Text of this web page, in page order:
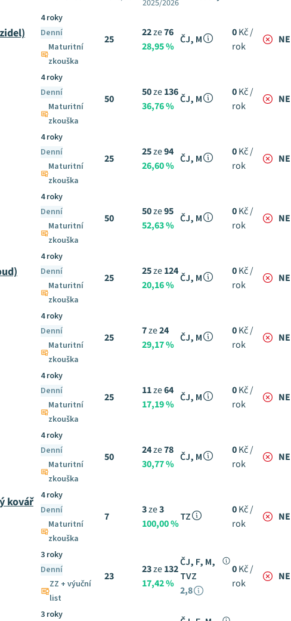
2025/2026
4 roky
Denní
Maturitní
zkouška
25
22ze76
28,95 %
ČJ, M
0Kč /
rok
NE
4 roky
Denní
Maturitní
zkouška
50
50ze136
36,76 %
ČJ, M
0Kč /
rok
NE
4 roky
Denní
Maturitní
zkouška
25
25ze94
26,60 %
ČJ, M
0Kč /
rok
NE
4 roky
Denní
Maturitní
zkouška
50
50ze95
52,63 %
ČJ, M
0Kč /
rok
NE
4 roky
Denní
Maturitní
zkouška
25
25ze124
20,16 %
ČJ, M
0Kč /
rok
NE
4 roky
Denní
Maturitní
zkouška
25
7ze24
29,17 %
ČJ, M
0Kč /
rok
NE
4 roky
Denní
Maturitní
zkouška
25
11ze64
17,19 %
ČJ, M
0Kč /
rok
NE
4 roky
Denní
Maturitní
zkouška
50
24ze78
30,77 %
ČJ, M
0Kč /
rok
NE
kovář
4 roky
Denní
Maturitní
zkouška
7
3ze3
100,00 %
TZ
0Kč /
rok
NE
3 roky
Denní
ZZ + výuční
list
23
23ze132
17,42 %
ČJ, F, M,
TVZ
2,8
0Kč /
rok
NE
3 roky